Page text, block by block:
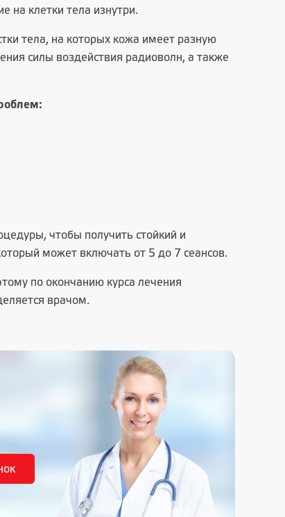
на клетки тела изнутри.
тела, на которых кожа имеет разную
силы воздействия радиоволн, а также
чтобы получить стойкий и
может включать от 5 до 7 сеансов.
по окончанию курса лечения
врачом.